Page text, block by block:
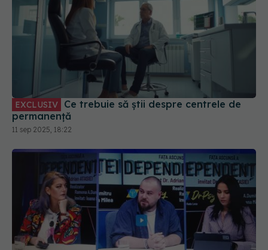
EXCLUSIV Ce trebuie să știi despre centrele de
permanență
11 sep 2025, 18:22